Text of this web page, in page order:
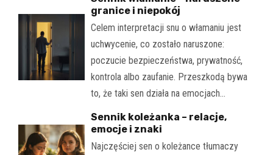
granice i niepokój
Celem interpretacji snu o włamaniu jest
uchwycenie, co zostało naruszone:
poczucie bezpieczeństwa, prywatność,
kontrola albo zaufanie. Przeszkodą bywa
to, że taki sen działa na emocjach…
Sennik koleżanka – relacje,
emocje i znaki
Najczęściej sen o koleżance tłumaczy